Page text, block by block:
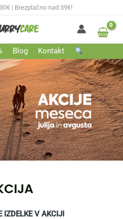
| Brezplačno nad 39€!
Blog Kontakt
IZDELKE V AKCIJI